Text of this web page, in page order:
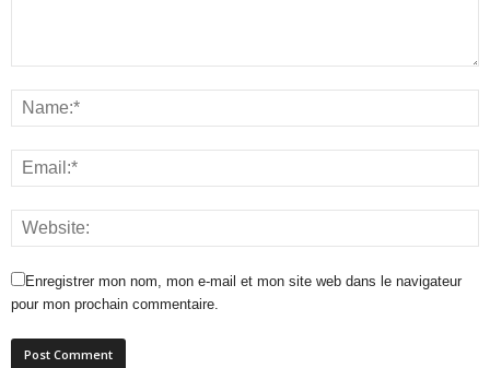
Enregistrer mon nom, mon e-mail et mon site web dans le navigateur
pour mon prochain commentaire.